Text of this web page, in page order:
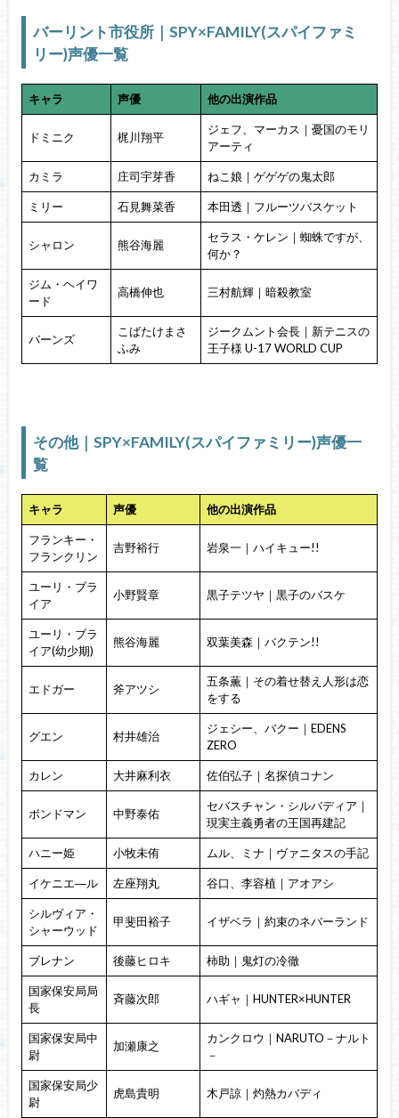
バーリント市役所｜SPY×FAMILY(スパイファミ
リー)声優一覧
キャラ 声優 他の出演作品
ドミニク 梶川翔平
ジェフ、マーカス｜憂国のモリ
アーティ
カミラ 庄司宇芽香 ねこ娘｜ゲゲゲの鬼太郎
ミリー 石見舞菜香 本田透｜フルーツバスケット
シャロン 熊谷海麗
セラス・ケレン｜蜘蛛ですが、
何か？
ジム・ヘイワ
ード
高橋伸也 三村航輝｜暗殺教室
バーンズ
こばたけまさ
ふみ
ジークムント会長｜新テニスの
王子様 U-17 WORLD CUP
その他｜SPY×FAMILY(スパイファミリー)声優一
覧
キャラ 声優 他の出演作品
フランキー・
フランクリン
吉野裕行 岩泉一｜ハイキュー!!
ユーリ・ブラ
イア
小野賢章 黒子テツヤ｜黒子のバスケ
ユーリ・ブラ
イア(幼少期)
熊谷海麗 双葉美森｜バクテン!!
エドガー 斧アツシ
五条薫｜その着せ替え人形は恋
をする
グエン 村井雄治
ジェシー、バクー｜EDENS
ZERO
カレン 大井麻利衣 佐伯弘子｜名探偵コナン
ボンドマン 中野泰佑
セバスチャン・シルバディア｜
現実主義勇者の王国再建記
ハニー姫 小牧未侑 ムル、ミナ｜ヴァニタスの手記
イケニエ―ル 左座翔丸 谷口、李容植｜アオアシ
シルヴィア・
シャーウッド
甲斐田裕子 イザベラ｜約束のネバーランド
ブレナン 後藤ヒロキ 柿助｜鬼灯の冷徹
国家保安局局
長
斉藤次郎 ハギャ｜HUNTER×HUNTER
国家保安局中
尉
加瀬康之
カンクロウ｜NARUTO－ナルト
－
国家保安局少
尉
虎島貴明 木戸諒｜灼熱カバディ